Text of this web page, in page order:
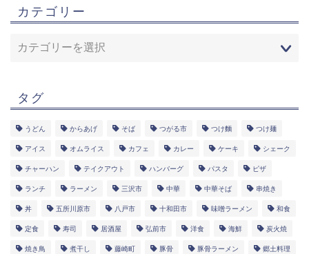
カテゴリー
タグ
うどん からあげ そば つがる市 つけ麵 つけ麺
アイス オムライス カフェ カレー ケーキ シェーク
チャーハン テイクアウト ハンバーグ パスタ ピザ
ランチ ラーメン 三沢市 中華 中華そば 串焼き
丼 五所川原市 八戸市 十和田市 味噌ラーメン 和食
定食 寿司 居酒屋 弘前市 洋食 海鮮 炭火焼
焼き鳥 煮干し 藤崎町 豚骨 豚骨ラーメン 郷土料理